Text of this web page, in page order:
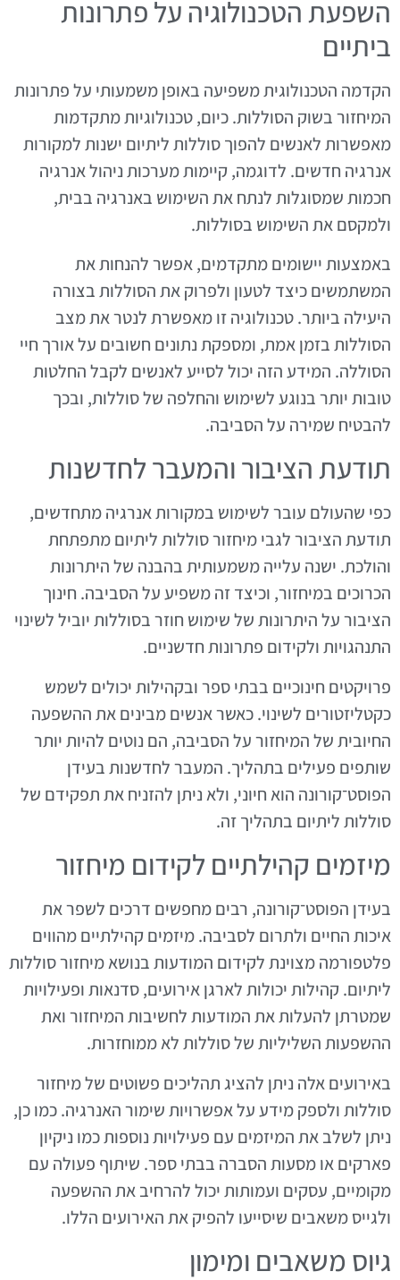
השפעת הטכנולוגיה על פתרונות
ביתיים
הקדמה הטכנולוגית משפיעה באופן משמעותי על פתרונות
המיחזור בשוק הסוללות. כיום, טכנולוגיות מתקדמות
מאפשרות לאנשים להפוך סוללות ליתיום ישנות למקורות
אנרגיה חדשים. לדוגמה, קיימות מערכות ניהול אנרגיה
חכמות שמסוגלות לנתח את השימוש באנרגיה בבית,
ולמקסם את השימוש בסוללות.
באמצעות יישומים מתקדמים, אפשר להנחות את
המשתמשים כיצד לטעון ולפרוק את הסוללות בצורה
היעילה ביותר. טכנולוגיה זו מאפשרת לנטר את מצב
הסוללות בזמן אמת, ומספקת נתונים חשובים על אורך חיי
הסוללה. המידע הזה יכול לסייע לאנשים לקבל החלטות
טובות יותר בנוגע לשימוש והחלפה של סוללות, ובכך
להבטיח שמירה על הסביבה.
תודעת הציבור והמעבר לחדשנות
כפי שהעולם עובר לשימוש במקורות אנרגיה מתחדשים,
תודעת הציבור לגבי מיחזור סוללות ליתיום מתפתחת
והולכת. ישנה עלייה משמעותית בהבנה של היתרונות
הכרוכים במיחזור, וכיצד זה משפיע על הסביבה. חינוך
הציבור על היתרונות של שימוש חוזר בסוללות יוביל לשינוי
התנהגויות ולקידום פתרונות חדשניים.
פרויקטים חינוכיים בבתי ספר ובקהילות יכולים לשמש
כקטליזטורים לשינוי. כאשר אנשים מבינים את ההשפעה
החיובית של המיחזור על הסביבה, הם נוטים להיות יותר
שותפים פעילים בתהליך. המעבר לחדשנות בעידן
הפוסט־קורונה הוא חיוני, ולא ניתן להזניח את תפקידם של
סוללות ליתיום בתהליך זה.
מיזמים קהילתיים לקידום מיחזור
בעידן הפוסט־קורונה, רבים מחפשים דרכים לשפר את
איכות החיים ולתרום לסביבה. מיזמים קהילתיים מהווים
פלטפורמה מצוינת לקידום המודעות בנושא מיחזור סוללות
ליתיום. קהילות יכולות לארגן אירועים, סדנאות ופעילויות
שמטרתן להעלות את המודעות לחשיבות המיחזור ואת
ההשפעות השליליות של סוללות לא ממוחזרות.
באירועים אלה ניתן להציג תהליכים פשוטים של מיחזור
סוללות ולספק מידע על אפשרויות שימור האנרגיה. כמו כן,
ניתן לשלב את המיזמים עם פעילויות נוספות כמו ניקיון
פארקים או מסעות הסברה בבתי ספר. שיתוף פעולה עם
מקומיים, עסקים ועמותות יכול להרחיב את ההשפעה
ולגייס משאבים שיסייעו להפיק את האירועים הללו.
גיוס משאבים ומימון